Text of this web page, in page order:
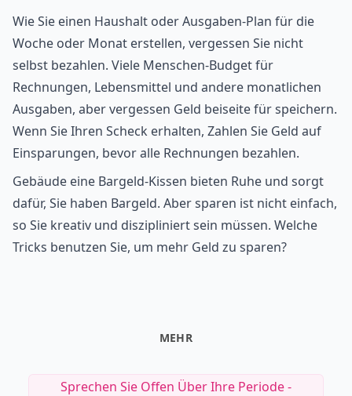
Wie Sie einen Haushalt oder Ausgaben-Plan für die
Woche oder Monat erstellen, vergessen Sie nicht
selbst bezahlen. Viele Menschen-Budget für
Rechnungen, Lebensmittel und andere monatlichen
Ausgaben, aber vergessen Geld beiseite für speichern.
Wenn Sie Ihren Scheck erhalten, Zahlen Sie Geld auf
Einsparungen, bevor alle Rechnungen bezahlen.
Gebäude eine Bargeld-Kissen bieten Ruhe und sorgt
dafür, Sie haben Bargeld. Aber sparen ist nicht einfach,
so Sie kreativ und diszipliniert sein müssen. Welche
Tricks benutzen Sie, um mehr Geld zu sparen?
MEHR
Sprechen Sie Offen Über Ihre Periode -